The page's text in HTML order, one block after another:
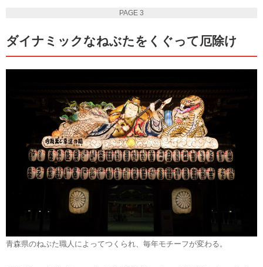
PAGE 3
ダイナミックなねぶたをくぐって厄除け
青森県のねぶた職人によってつくられ、毎年モチーフが変わる。